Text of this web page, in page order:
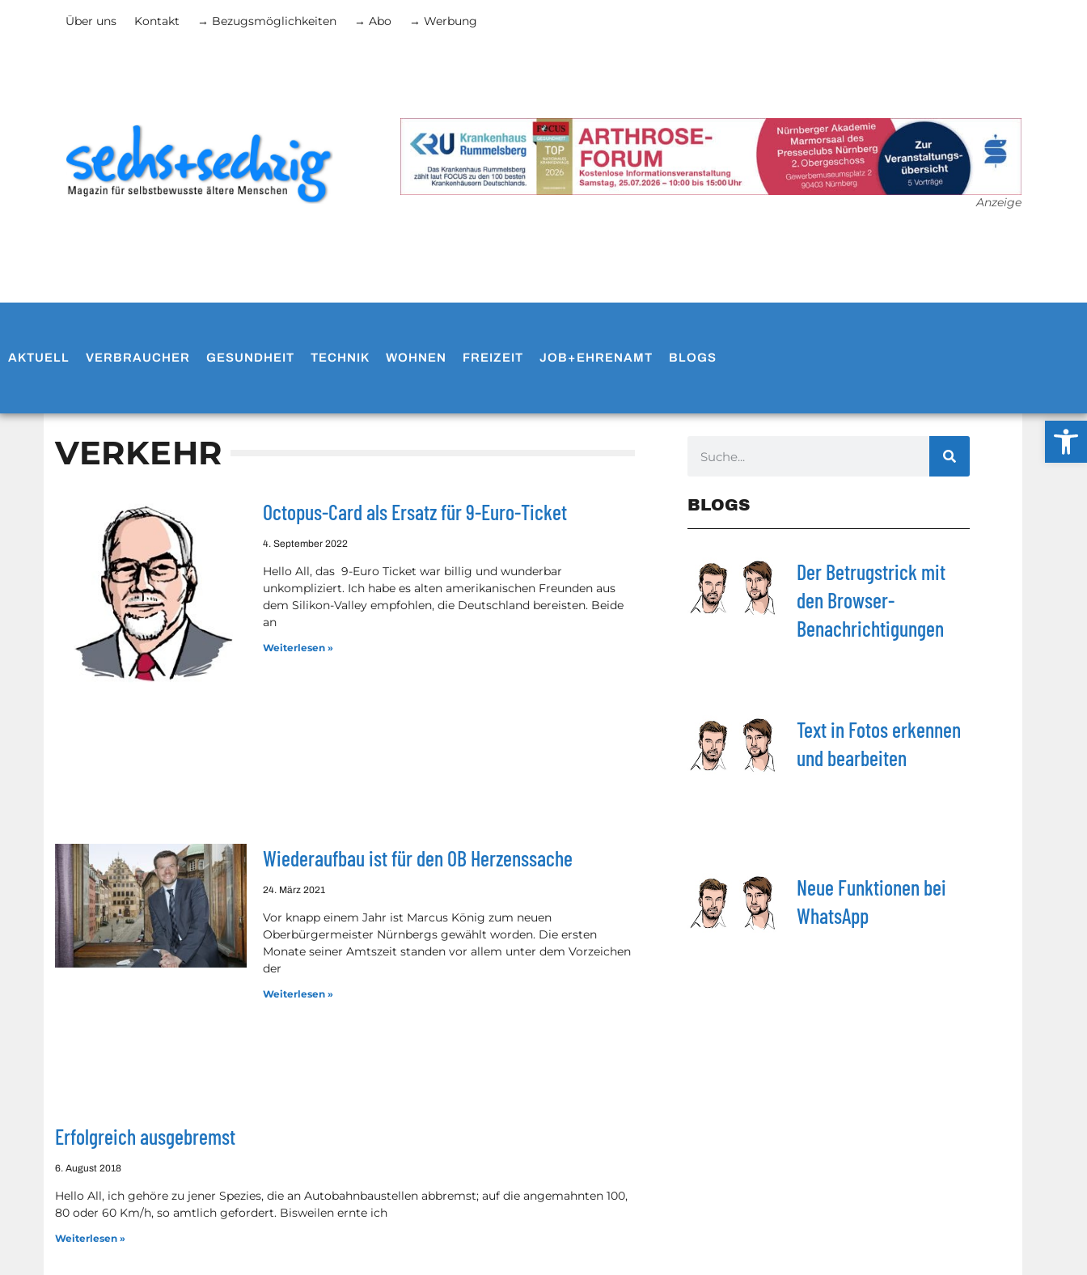
Über uns Kontakt → Bezugsmöglichkeiten → Abo → Werbung
Anzeige
AKTUELL VERBRAUCHER GESUNDHEIT TECHNIK WOHNEN FREIZEIT JOB+EHRENAMT BLOGS
VERKEHR
Octopus-Card als Ersatz für 9-Euro-Ticket
4. September 2022
Hello All, das 9-Euro Ticket war billig und wunderbar
unkompliziert. Ich habe es alten amerikanischen Freunden aus
dem Silikon-Valley empfohlen, die Deutschland bereisten. Beide
an
Weiterlesen »
Wiederaufbau ist für den OB Herzenssache
24. März 2021
Vor knapp einem Jahr ist Marcus König zum neuen
Oberbürgermeister Nürnbergs gewählt worden. Die ersten
Monate seiner Amtszeit standen vor allem unter dem Vorzeichen
der
Weiterlesen »
Erfolgreich ausgebremst
6. August 2018
Hello All, ich gehöre zu jener Spezies, die an Autobahnbaustellen abbremst; auf die angemahnten 100,
80 oder 60 Km/h, so amtlich gefordert. Bisweilen ernte ich
Weiterlesen »
BLOGS
Der Betrugstrick mit
den Browser-
Benachrichtigungen
Text in Fotos erkennen
und bearbeiten
Neue Funktionen bei
WhatsApp